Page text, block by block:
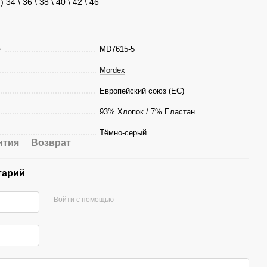
\ 36 \ 38 \ 40 \ 42 \ 46
MD7615-5
Mordex
Европейский союз (ЕС)
93% Хлопок / 7% Еластан
Тёмно-серый
Возврат
Войти с помощью